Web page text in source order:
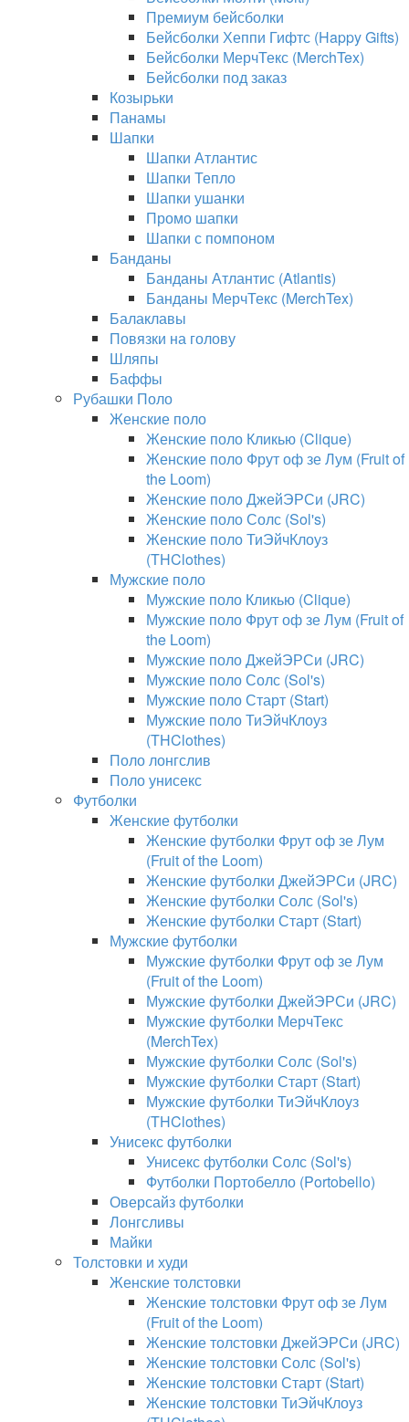
Премиум бейсболки
Бейсболки Хеппи Гифтс (Happy Gifts)
Бейсболки МерчТекс (MerchTex)
Бейсболки под заказ
Козырьки
Панамы
Шапки
Шапки Атлантис
Шапки Тепло
Шапки ушанки
Промо шапки
Шапки с помпоном
Банданы
Банданы Атлантис (Atlantis)
Банданы МерчТекс (MerchTex)
Балаклавы
Повязки на голову
Шляпы
Баффы
Рубашки Поло
Женские поло
Женские поло Кликью (Clique)
Женские поло Фрут оф зе Лум (Fruit of
the Loom)
Женские поло ДжейЭРСи (JRC)
Женские поло Солс (Sol's)
Женские поло ТиЭйчКлоуз
(THClothes)
Мужские поло
Мужские поло Кликью (Clique)
Мужские поло Фрут оф зе Лум (Fruit of
the Loom)
Мужские поло ДжейЭРСи (JRC)
Мужские поло Солс (Sol's)
Мужские поло Старт (Start)
Мужские поло ТиЭйчКлоуз
(THClothes)
Поло лонгслив
Поло унисекс
Футболки
Женские футболки
Женские футболки Фрут оф зе Лум
(Fruit of the Loom)
Женские футболки ДжейЭРСи (JRC)
Женские футболки Солс (Sol's)
Женские футболки Старт (Start)
Мужские футболки
Мужские футболки Фрут оф зе Лум
(Fruit of the Loom)
Мужские футболки ДжейЭРСи (JRC)
Мужские футболки МерчТекс
(MerchTex)
Мужские футболки Солс (Sol's)
Мужские футболки Старт (Start)
Мужские футболки ТиЭйчКлоуз
(THClothes)
Унисекс футболки
Унисекс футболки Солс (Sol's)
Футболки Портобелло (Portobello)
Оверсайз футболки
Лонгсливы
Майки
Толстовки и худи
Женские толстовки
Женские толстовки Фрут оф зе Лум
(Fruit of the Loom)
Женские толстовки ДжейЭРСи (JRC)
Женские толстовки Солс (Sol's)
Женские толстовки Старт (Start)
Женские толстовки ТиЭйчКлоуз